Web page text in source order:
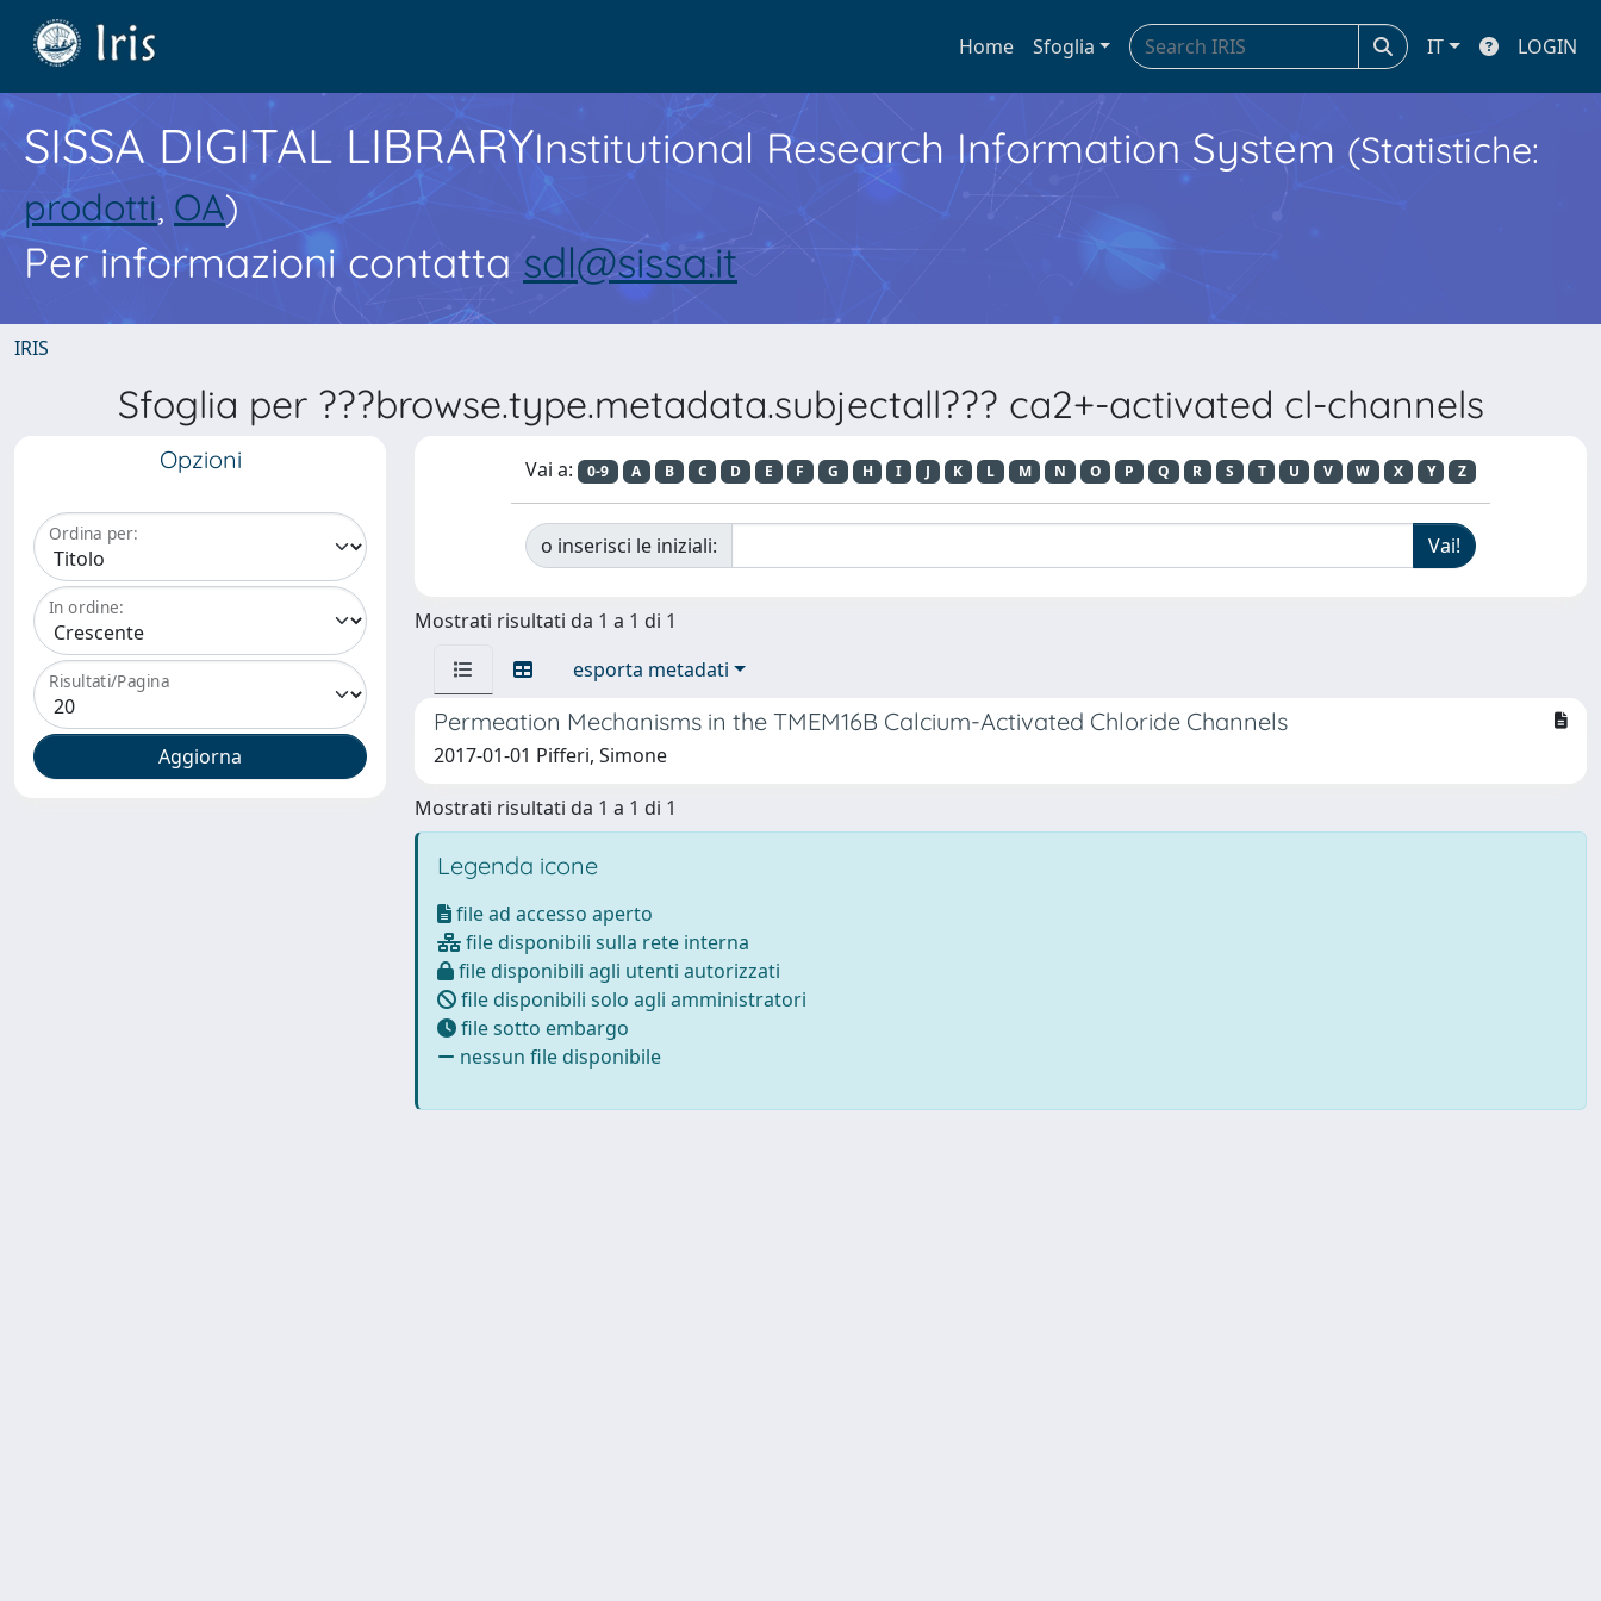
Home Sfoglia IT LOGIN
SISSA DIGITAL LIBRARYInstitutional Research Information System (Statistiche:
prodotti, OA)
Per informazioni contatta sdl@sissa.it
IRIS
Sfoglia per ???browse.type.metadata.subjectall??? ca2+-activated cl-channels
Opzioni
Ordina per:
In ordine:
Risultati/Pagina
Vai a: 0-9 A B C D E F G H I J K L M N O P Q R S T U V W X Y Z
o inserisci le iniziali:
Mostrati risultati da 1 a 1 di 1
esporta metadati
Permeation Mechanisms in the TMEM16B Calcium-Activated Chloride Channels
2017-01-01 Pifferi, Simone
Mostrati risultati da 1 a 1 di 1
Legenda icone
file ad accesso aperto
file disponibili sulla rete interna
file disponibili agli utenti autorizzati
file disponibili solo agli amministratori
file sotto embargo
nessun file disponibile